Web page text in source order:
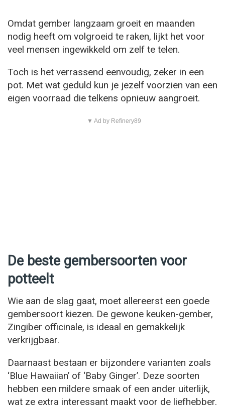
Omdat gember langzaam groeit en maanden
nodig heeft om volgroeid te raken, lijkt het voor
veel mensen ingewikkeld om zelf te telen.
Toch is het verrassend eenvoudig, zeker in een
pot. Met wat geduld kun je jezelf voorzien van een
eigen voorraad die telkens opnieuw aangroeit.
▼ Ad by Refinery89
De beste gembersoorten voor
potteelt
Wie aan de slag gaat, moet allereerst een goede
gembersoort kiezen. De gewone keuken-gember,
Zingiber officinale, is ideaal en gemakkelijk
verkrijgbaar.
Daarnaast bestaan er bijzondere varianten zoals
‘Blue Hawaiian’ of ‘Baby Ginger’. Deze soorten
hebben een mildere smaak of een ander uiterlijk,
wat ze extra interessant maakt voor de liefhebber.